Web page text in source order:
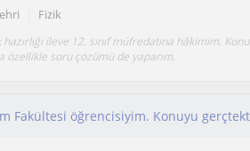
Fizik
hazırlığı ileve 12. sınıf müfredatına hâkimim. Konu
özellikle soru çözümü de yaparım.